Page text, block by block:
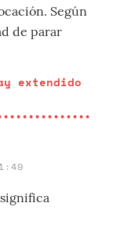
Según
de parar
extendido